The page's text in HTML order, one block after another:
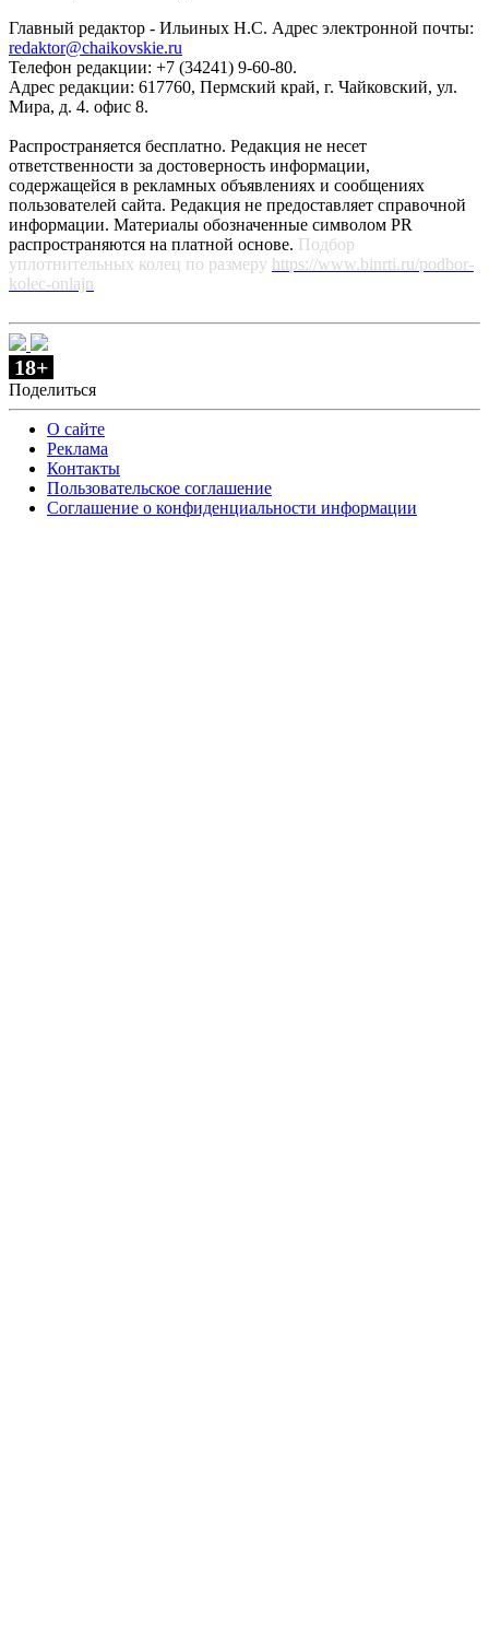
Главный редактор - Ильиных Н.С. Адрес электронной почты:
redaktor@chaikovskie.ru
Телефон редакции: +7 (34241) 9-60-80.
Адрес редакции: 617760, Пермский край, г. Чайковский, ул.
Мира, д. 4. офис 8.
Распространяется бесплатно. Редакция не несет
ответственности за достоверность информации,
содержащейся в рекламных объявлениях и сообщениях
пользователей сайта. Редакция не предоставляет справочной
информации. Материалы обозначенные символом PR
распространяются на платной основе. Подбор
уплотнительных колец по размеру https://www.binrti.ru/podbor-
kolec-onlajn
18+
Поделиться
О сайте
Реклама
Контакты
Пользовательское соглашение
Соглашение о конфиденциальности информации